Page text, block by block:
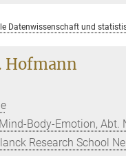
Datenwissenschaft und
Hofmann
Body-Emotion, Abt.
Research School